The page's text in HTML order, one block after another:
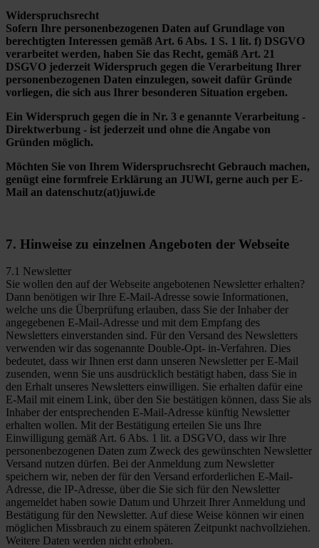
Widerspruchsrecht
Sofern Ihre personenbezogenen Daten auf Grundlage von
berechtigten Interessen gemäß Art. 6 Abs. 1 S. 1 lit. f) DSGVO
verarbeitet werden, haben Sie das Recht, gemäß Art. 21
DSGVO jederzeit Widerspruch gegen die Verarbeitung Ihrer
personenbezogenen Daten einzulegen, soweit dafür Gründe
vorliegen, die sich aus Ihrer besonderen Situation ergeben.
Ein Widerspruch gegen die in Nr. 3 e genannte Verarbeitung -
Direktwerbung - ist jederzeit und ohne die Angabe von
Gründen möglich.
Möchten Sie von Ihrem Widerspruchsrecht Gebrauch machen,
genügt eine formfreie Erklärung an JUWI, gerne auch per E-
Mail an datenschutz(at)juwi.de
7. Hinweise zu einzelnen Angeboten der Webseite
7.1 Newsletter
Sie wollen den auf der Webseite angebotenen Newsletter erhalten?
Dann benötigen wir Ihre E-Mail-Adresse sowie Informationen,
welche uns die Überprüfung erlauben, dass Sie der Inhaber der
angegebenen E-Mail-Adresse und mit dem Empfang des
Newsletters einverstanden sind. Für den Versand des Newsletters
verwenden wir das sogenannte Double-Opt- in-Verfahren. Dies
bedeutet, dass wir Ihnen erst dann unseren Newsletter per E-Mail
zusenden, wenn Sie uns ausdrücklich bestätigt haben, dass Sie in
den Erhalt unseres Newsletters einwilligen. Sie erhalten dafür eine
E-Mail mit einem Link, über den Sie bestätigen können, dass Sie als
Inhaber der entsprechenden E-Mail-Adresse künftig Newsletter
erhalten wollen. Mit der Bestätigung erteilen Sie uns Ihre
Einwilligung gemäß Art. 6 Abs. 1 lit. a DSGVO, dass wir Ihre
personenbezogenen Daten zum Zweck des gewünschten Newsletter
Versand nutzen dürfen. Bei der Anmeldung zum Newsletter
speichern wir, neben der für den Versand erforderlichen E-Mail-
Adresse, die IP-Adresse, über die Sie sich für den Newsletter
angemeldet haben sowie Datum und Uhrzeit Ihrer Anmeldung und
Bestätigung für den Newsletter. Auf diese Weise können wir einen
möglichen Missbrauch zu einem späteren Zeitpunkt nachvollziehen.
Weitere Daten werden nicht erhoben.